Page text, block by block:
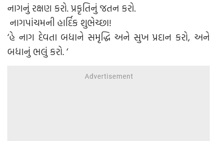
નાગનું રક્ષણ કરો. પ્રકૃતિનું જતન કરો.
નાગપાંચમની હાર્દિક શુભેચ્છા!
‘હે નાગ દેવતા બધાને સમૃદ્ધિ અને સુખ પ્રદાન કરો, અને
બધાનું ભલું કરો. ‘